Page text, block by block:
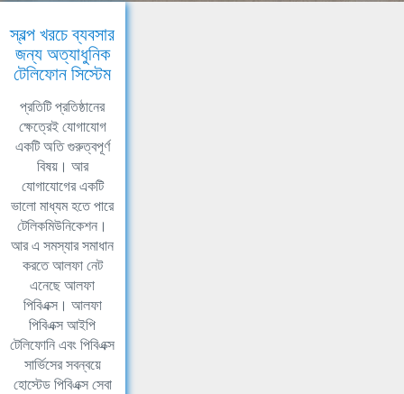
স্বল্প খরচে ব্যবসার
জন্য অত্যাধুনিক
টেলিফোন সিস্টেম
প্রতিটি প্রতিষ্ঠানের
ক্ষেত্রেই যোগাযোগ
একটি অতি গুরুত্বপূর্ণ
বিষয়। আর
যোগাযোগের একটি
ভালো মাধ্যম হতে পারে
টেলিকমিউনিকেশন।
আর এ সমস্যার সমাধান
করতে আলফা নেট
এনেছে আলফা
পিবিএক্স। আলফা
পিবিএক্স আইপি
টেলিফোনি এবং পিবিএক্স
সার্ভিসের সবন্বয়ে
হোস্টেড পিবিএক্স সেবা